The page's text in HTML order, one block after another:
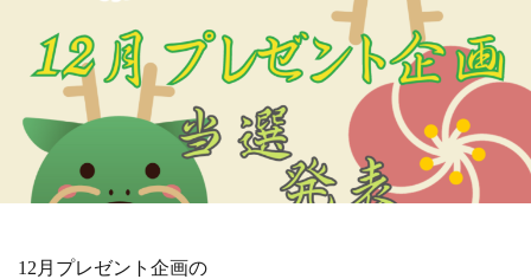
12月プレゼント企画の